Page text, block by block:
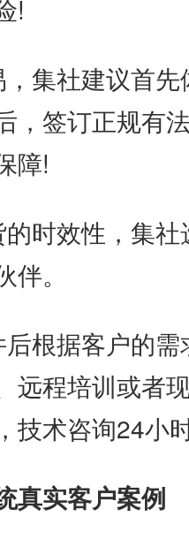
!
集社建议首
，签订正规有
障!
时效性，集
。
根据客户的
远程培训或者
技术咨询24小
真实客户案例